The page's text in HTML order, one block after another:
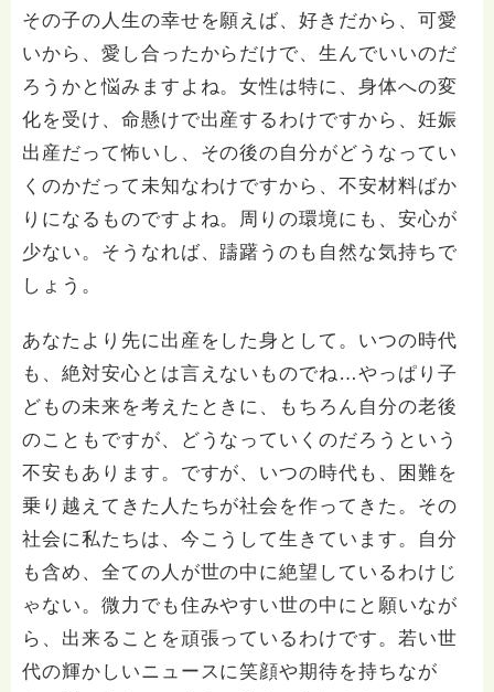
その子の人生の幸せを願えば、好きだから、可愛
いから、愛し合ったからだけで、生んでいいのだ
ろうかと悩みますよね。女性は特に、身体への変
化を受け、命懸けで出産するわけですから、妊娠
出産だって怖いし、その後の自分がどうなってい
くのかだって未知なわけですから、不安材料ばか
りになるものですよね。周りの環境にも、安心が
少ない。そうなれば、躊躇うのも自然な気持ちで
しょう。
あなたより先に出産をした身として。いつの時代
も、絶対安心とは言えないものでね…やっぱり子
どもの未来を考えたときに、もちろん自分の老後
のこともですが、どうなっていくのだろうという
不安もあります。ですが、いつの時代も、困難を
乗り越えてきた人たちが社会を作ってきた。その
社会に私たちは、今こうして生きています。自分
も含め、全ての人が世の中に絶望しているわけじ
ゃない。微力でも住みやすい世の中にと願いなが
ら、出来ることを頑張っているわけです。若い世
代の輝かしいニュースに笑顔や期待を持ちなが